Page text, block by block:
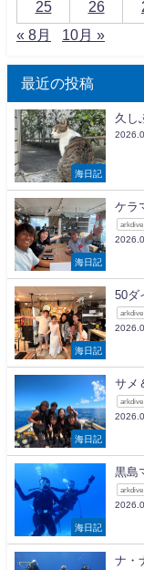
25 26
« 8月
10月 »
最近の投稿
海日記
久し
海日記
ケラ
arkdive
海日記
50ダ
arkdive
海日記
サメ
arkdive
海日記
黒島
arkdive
ナ・